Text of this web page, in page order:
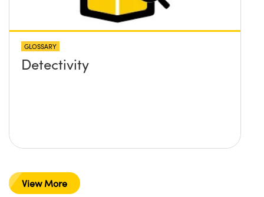
GLOSSARY
Detectivity
View More